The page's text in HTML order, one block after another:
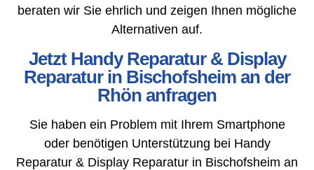
beraten wir Sie ehrlich und zeigen Ihnen mögliche
Alternativen auf.
Jetzt Handy Reparatur & Display
Reparatur in Bischofsheim an der
Rhön anfragen
Sie haben ein Problem mit Ihrem Smartphone
oder benötigen Unterstützung bei Handy
Reparatur & Display Reparatur in Bischofsheim an